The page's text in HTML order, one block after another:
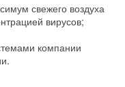
свежего воздуха
вирусов;
компании